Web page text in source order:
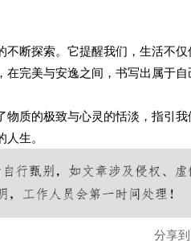
断探索。它提醒我们，生活不
完美与安逸之间，书写出属于自
质的极致与心灵的恬淡，指引
生。
分享